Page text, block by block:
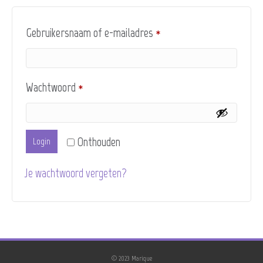
Gebruikersnaam of e-mailadres *
Wachtwoord *
Onthouden
Login
Je wachtwoord vergeten?
© 2023 Marique